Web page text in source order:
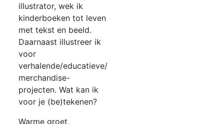
illustrator, wek ik
kinderboeken tot leven
met tekst en beeld.
Daarnaast illustreer ik
voor
verhalende/educatieve/
merchandise-
projecten. Wat kan ik
voor je (be)tekenen?
Warme groet,